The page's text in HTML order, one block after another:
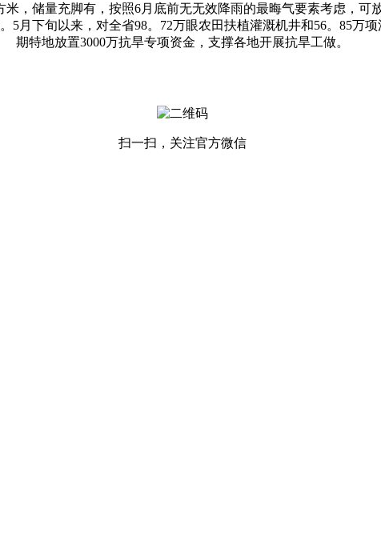
储量充脚有，按照6月底前无无效降雨的最晦气要素考虑，可
5月下旬以来，对全省98。72万眼农田扶植灌溉机井和56。85万
期特地放置3000万抗旱专项资金，支撑各地开展抗旱工做。
扫一扫，关注官方微信